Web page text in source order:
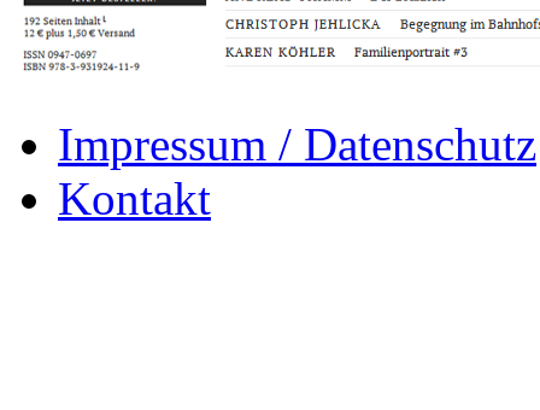
Impressum / Datenschutz
Kontakt